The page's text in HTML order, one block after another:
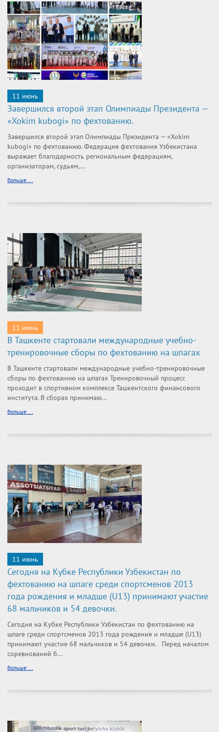
11 июнь
Завершился второй этап Олимпиады Президента —
«Xokim kubogi» по фехтованию.
Завершился второй этап Олимпиады Президента — «Xokim
kubogi» по фехтованию. Федерация фехтования Узбекистана
выражает благодарность региональным федерациям,
организаторам, судьям,...
больше ...
11 июнь
В Ташкенте стартовали международные учебно-
тренировочные сборы по фехтованию на шпагах
В Ташкенте стартовали международные учебно-тренировочные
сборы по фехтованию на шпагах Тренировочный процесс
проходит в спортивном комплексе Ташкентского финансового
института. В сборах принимаю...
больше ...
11 июнь
Сегодня на Кубке Республики Узбекистан по
фехтованию на шпаге среди спортсменов 2013
года рождения и младше (U13) принимают участие
68 мальчиков и 54 девочки.
Сегодня на Кубке Республики Узбекистан по фехтованию на
шпаге среди спортсменов 2013 года рождения и младше (U13)
принимают участие 68 мальчиков и 54 девочки. Перед началом
соревнований б...
больше ...